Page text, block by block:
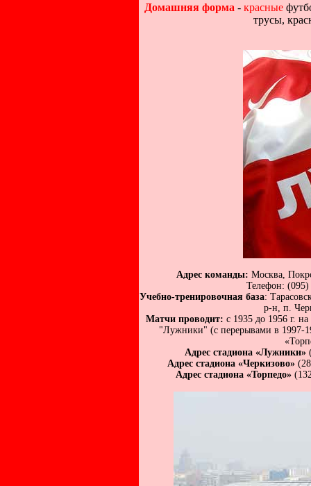
Домашняя форма - красные
трусы,
Адрес команды: Москва,
Телефон:
Учебно-тренировочная база:
р-н, п.
Матчи проводит: с 1935 до 1956 г.
"Лужники" (с перерывами в 1997-
Адрес стадиона «Лужники»
Адрес стадиона «Черкизово»
Адрес стадиона «Торпедо»